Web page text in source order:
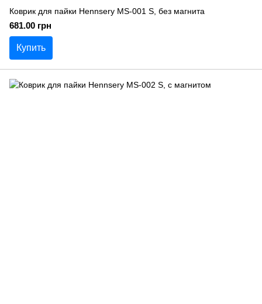
Коврик для пайки Hennsery MS-001 S, без магнита
681.00 грн
Купить